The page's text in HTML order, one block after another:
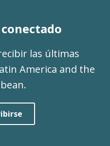
las últimas
America and the